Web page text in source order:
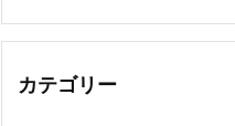
カテゴリー